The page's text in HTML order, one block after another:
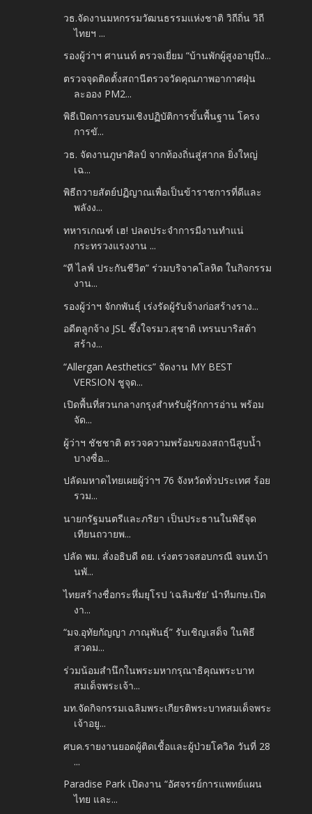
วธ.จัดงานมหกรรมวัฒนธรรมแห่งชาติ วิถีถิ่น วิถี
ไทยฯ ...
รองผู้ว่าฯ ศานนท์ ตรวจเยี่ยม “บ้านพักผู้สูงอายุบึง...
ตรวจจุดติดตั้งสถานีตรวจวัดคุณภาพอากาศฝุ่น
ละออง PM2...
พิธีเปิดการอบรมเชิงปฏิบัติการขั้นพื้นฐาน โครง
การขั...
วธ. จัดงานภูษาศิลป์ จากท้องถิ่นสู่สากล ยิ่งใหญ่
เฉ...
พิธีถวายสัตย์ปฏิญาณเพื่อเป็นข้าราชการที่ดีและ
พลังง...
ทหารเกณฑ์ เฮ! ปลดประจำการมีงานทำแน่
กระทรวงแรงงาน ...
“ที ไลฟ์ ประกันชีวิต” ร่วมบริจาคโลหิต ในกิจกรรม
งาน...
รองผู้ว่าฯ จักกพันธุ์ เร่งรัดผู้รับจ้างก่อสร้างราง...
อดีตลูกจ้าง JSL ซึ้งใจรมว.สุชาติ เทรนบาริสต้า
สร้าง...
“Allergan Aesthetics” จัดงาน MY BEST
VERSION ชูจุด...
เปิดพื้นที่สวนกลางกรุงสำหรับผู้รักการอ่าน พร้อม
จัด...
ผู้ว่าฯ ชัชชาติ ตรวจความพร้อมของสถานีสูบน้ำ
บางซื่อ...
ปลัดมหาดไทยเผยผู้ว่าฯ 76 จังหวัดทั่วประเทศ ร้อย
รวม...
นายกรัฐมนตรีและภริยา เป็นประธานในพิธีจุด
เทียนถวายพ...
ปลัด พม. สั่งอธิบดี ดย. เร่งตรวจสอบกรณี จนท.บ้า
นพั...
ไทยสร้างชื่อกระหึ่มยุโรป ‘เฉลิมชัย’ นำทีมกษ.เปิด
งา...
“มจ.อุทัยกัญญา ภาณุพันธุ์” รับเชิญเสด็จ ในพิธี
สวดม...
ร่วมน้อมสำนึกในพระมหากรุณาธิคุณพระบาท
สมเด็จพระเจ้า...
มท.จัดกิจกรรมเฉลิมพระเกียรติพระบาทสมเด็จพระ
เจ้าอยู...
ศบค.รายงานยอดผู้ติดเชื้อและผู้ป่วยโควิด วันที่ 28
...
Paradise Park เปิดงาน “อัศจรรย์การแพทย์แผน
ไทย และ...